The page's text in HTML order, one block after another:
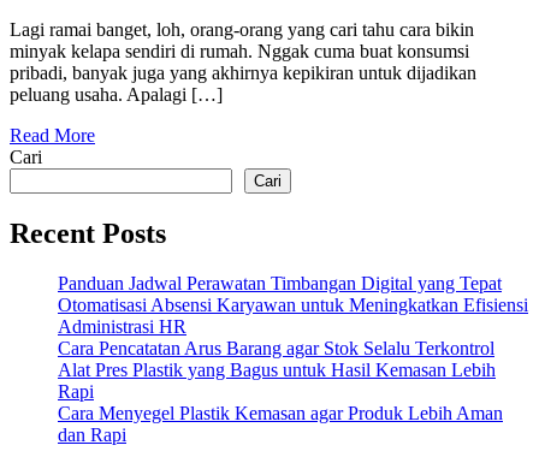
Bikin
Minyak
Kelapa,
yang
dan
Menguntungkan
Lagi ramai banget, loh, orang-orang yang cari tahu cara bikin
minyak kelapa sendiri di rumah. Nggak cuma buat konsumsi
pribadi, banyak juga yang akhirnya kepikiran untuk dijadikan
peluang usaha. Apalagi […]
Read More
Cari
Cari
Recent Posts
Panduan Jadwal Perawatan Timbangan Digital yang Tepat
Otomatisasi Absensi Karyawan untuk Meningkatkan Efisiensi
Administrasi HR
Cara Pencatatan Arus Barang agar Stok Selalu Terkontrol
Alat Pres Plastik yang Bagus untuk Hasil Kemasan Lebih
Rapi
Cara Menyegel Plastik Kemasan agar Produk Lebih Aman
dan Rapi